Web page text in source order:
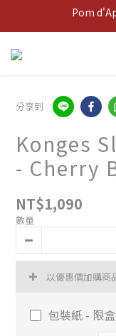
新客歡迎禮
Pom
分享到
Konges
- Cherry
NT$1,090
數量
以優惠價加購商
包裝紙 - 限